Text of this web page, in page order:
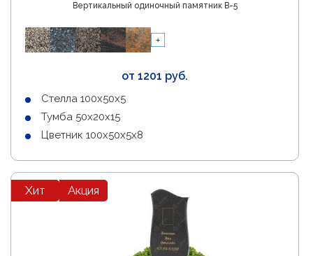
Вертикальный одиночный памятник В-5
от 1201 руб.
Стелла 100х50х5
Тумба 50х20х15
Цветник 100х50х5х8
Хит Акция